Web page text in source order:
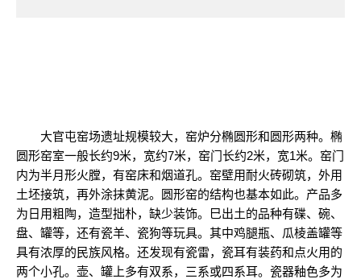
大官屯窑场遗址规模较大，窑炉分椭圆形和圆形两种。椭
圆形窑室一般长约9米，宽约7米，窑门长约2米，宽1米。窑门
内为半月形火膛，有窑床和烟道孔。窑壁用耐火砖砌筑，外用
土坯接筑，再外涂抹黄泥。圆形窑的结构也基本如此。产品多
为日用粗陶，造型拙朴，缺少装饰。巳出土的品种有碟、碗、
盘、罐等，还有瓷羊、瓷狗等玩具。其中鸡腿瓶、瓜棱盖罐等
具有浓厚的民族风格。还发现有瓷雷，瓷耳有装药和点火用的
两个小孔。壶、罐上多有双系，三系或四系耳。瓷器釉色多为